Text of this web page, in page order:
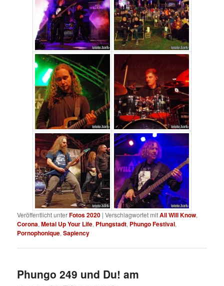
Veröffentlicht unterFotos 2020 |Verschlagwortet mitAll Will Know,
Corona,Metal Up Your Life, Pfungstadt, Phungo Festival,
Pornophonique,Sapiency
Phungo 249 und Du! am